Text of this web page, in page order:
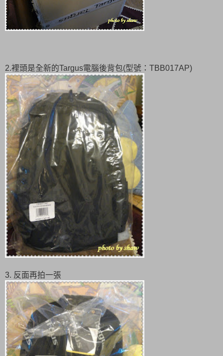
2.裡頭是全新的Targus電腦後背包(型號：TBB017AP)
3. 反面再拍一張